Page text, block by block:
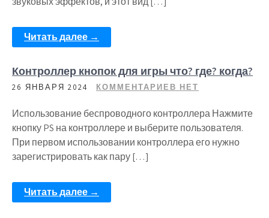
Читать далее →
Контроллер кнопок для игры что? где? когда?
26 ЯНВАРЯ 2024 КОММЕНТАРИЕВ НЕТ
Использование беспроводного контроллера Нажмите
кнопку PS на контроллере и выберите пользователя.
При первом использовании контроллера его нужно
зарегистрировать как пару […]
Читать далее →